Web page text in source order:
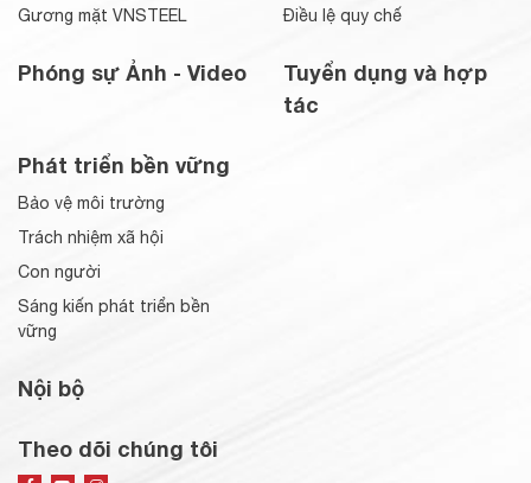
Gương mặt VNSTEEL
Phóng sự Ảnh - Video
Điều lệ quy chế
Tuyển dụng và hợp
tác
Phát triển bền vững
Bảo vệ môi trường
Trách nhiệm xã hội
Con người
Sáng kiến phát triển bền
vững
Nội bộ
Theo dõi chúng tôi